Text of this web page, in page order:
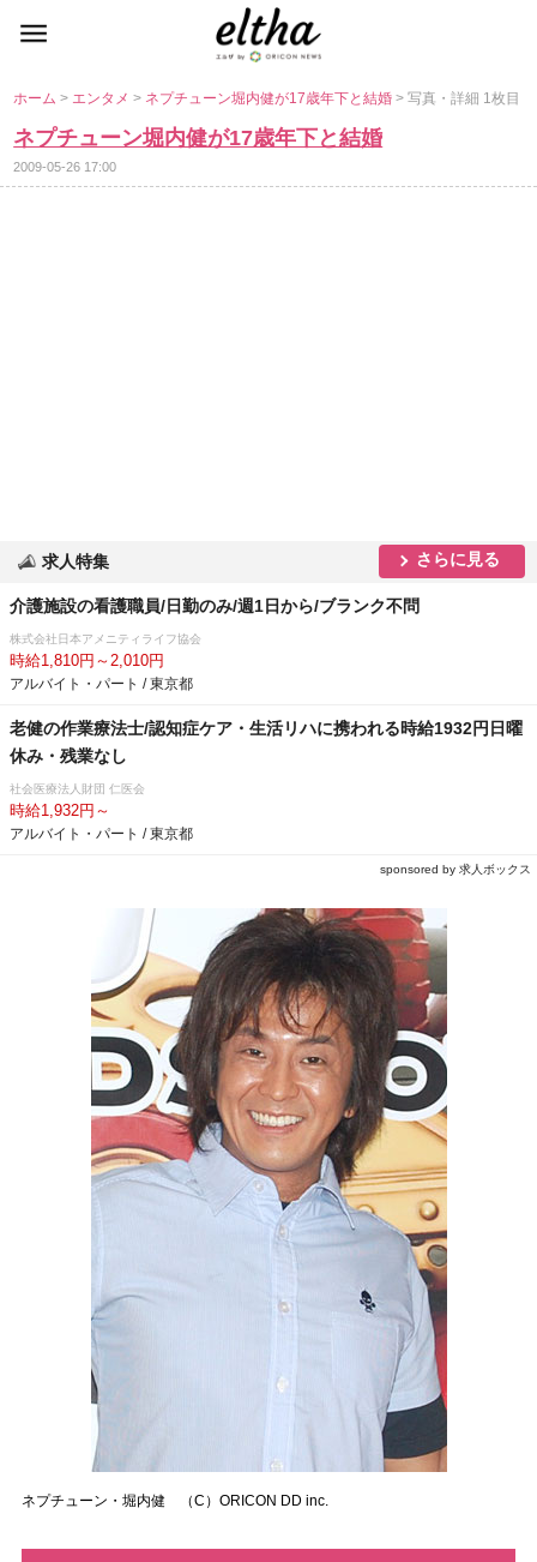
ホーム> エンタメ> ネプチューン堀内健が17歳年下と結婚> 写真・詳細 1枚目
ネプチューン堀内健が17歳年下と結婚
2009-05-26 17:00
求人特集 さらに見る
介護施設の看護職員/日勤のみ/週1日から/ブランク不問
株式会社日本アメニティライフ協会
時給1,810円～2,010円
アルバイト・パート / 東京都
老健の作業療法士/認知症ケア・生活リハに携われる時給1932円日曜
休み・残業なし
社会医療法人財団 仁医会
時給1,932円～
アルバイト・パート / 東京都
sponsored by 求人ボックス
ネプチューン・堀内健 （C）ORICON DD inc.